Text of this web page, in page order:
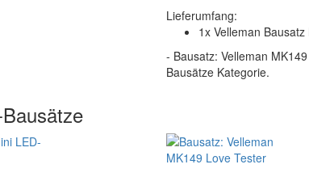
Lieferumfang:
1x Velleman
- Bausatz: Velleman
Bausätze Kategorie.